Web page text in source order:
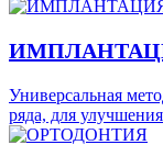
Универсальная
ряда, для